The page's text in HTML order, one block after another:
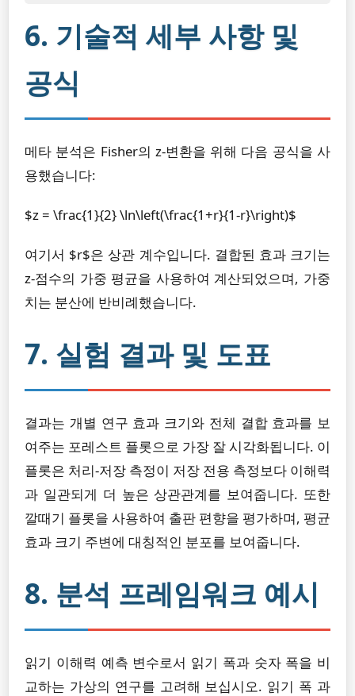
6. 기술적 세부 사항 및
공식
메타 분석은 Fisher의 z-변환을 위해 다음 공식을 사
용했습니다:
$z = \frac{1}{2} \ln\left(\frac{1+r}{1-r}\right)$
여기서 $r$은 상관 계수입니다. 결합된 효과 크기는
z-점수의 가중 평균을 사용하여 계산되었으며, 가중
치는 분산에 반비례했습니다.
7. 실험 결과 및 도표
결과는 개별 연구 효과 크기와 전체 결합 효과를 보
여주는 포레스트 플롯으로 가장 잘 시각화됩니다. 이
플롯은 처리-저장 측정이 저장 전용 측정보다 이해력
과 일관되게 더 높은 상관관계를 보여줍니다. 또한
깔때기 플롯을 사용하여 출판 편향을 평가하며, 평균
효과 크기 주변에 대칭적인 분포를 보여줍니다.
8. 분석 프레임워크 예시
읽기 이해력 예측 변수로서 읽기 폭과 숫자 폭을 비
교하는 가상의 연구를 고려해 보십시오. 읽기 폭 과